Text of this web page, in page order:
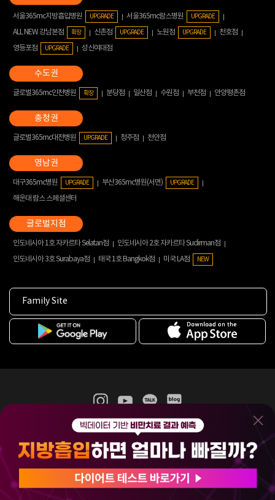
서울365mc지방흡입병원 UPGRADE 서울365mc람스병원 UPGRADE
ALL NEW 강남본점 확장 신촌점 UPGRADE 노원점 UPGRADE
천호점
영등포점
UPGRADE 성신여대점
글로벌365mc인천병원 확장 분당점 일산점 수원점 부천점 안양평촌점
글로벌365mc대전병원 UPGRADE 청주점 천안점
대구365mc병원 UPGRADE 부산365mc병원(서면) UPGRADE
해운대 람스 스페셜센터
인도네시아 1호 자카르타 Selatan점
인도네시아 2호 자카르타 Sudirman점
인도네시아 3호 Surabaya점
태국 1호 Bangkok점 미국 LA점 NEW
Family Site
365mc 병·의원 이용약관
홈페이지 이용약관
비급여진료수가
(주)365mcㅣ서울특별시 서초구 서초대로52길 7, 3~4층(서초동, 제일빌딩)
120-87-04354ㅣ김남철
COPYRIGHT(C) 2025 365mc. ALL RIGHTS RESERVED.